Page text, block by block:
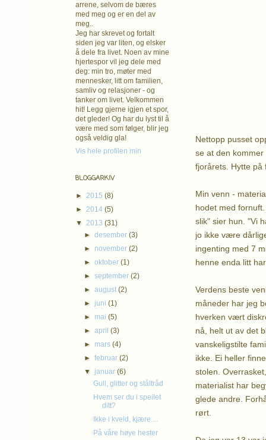
Nettopp pusset
se at den
fjorårets. Hytte på
Min venn -
hodet med
slik" sier hun. "Vi
jo ikke være
ingenting med 7
henne enda litt
Verdens beste
måneder har jeg
hverken vært
nå, helt ut av det
vanskeligstilte
ikke. Ei heller
stolen.
materialist har
glede andre.
rørt.
arrene, selvom de bæres
med meg og er en del av
meg..
Jeg har skrevet og fortalt
siden jeg var liten, og elsker
å dele fra livet. Noen av mine
hjertespor vil jeg dele med
deg: min tro, møter med
mennesker, litt om familien,
samliv og relasjoner - og
tanker om livet. Velkommen
hit! Legg gjerne igjen et spor,
det gleder! Og har du lyst til å
være med som følger, blir jeg
også veldig gla!
Vis hele profilen min
BLOGGARKIV
► 2015 (8)
► 2014 (5)
▼ 2013 (31)
►desember(3)
► november(2)
►oktober(1)
►september(2)
►august(2)
► juni(1)
► mai(5)
►april(3)
► mars(4)
►februar(2)
▼ januar(6)
Gull, glitter og ståltråd
Hvem ser du i speilet
ditt?
Ikke i kveld, kjære....
På våre høye hester